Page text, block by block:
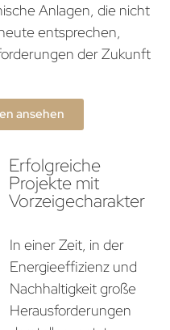
Anlagen, die nicht
entsprechen,
der Zukunft
ansehen
Erfolgreiche
Projekte mit
Vorzeigecharakter
In einer Zeit, in der
Energieeffizienz und
Nachhaltigkeit große
Herausforderungen